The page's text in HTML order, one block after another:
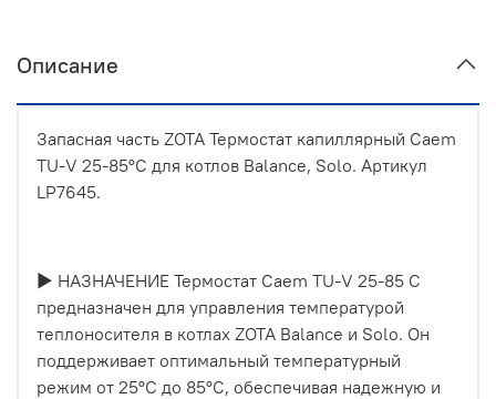
Описание
Запасная часть ZOTA Термостат капиллярный Caem
TU-V 25-85°C для котлов Balance, Solo. Артикул
LP7645.
► НАЗНАЧЕНИЕ Термостат Caem TU-V 25-85 C
предназначен для управления температурой
теплоносителя в котлах ZOTA Balance и Solo. Он
поддерживает оптимальный температурный
режим от 25°C до 85°C, обеспечивая надежную и